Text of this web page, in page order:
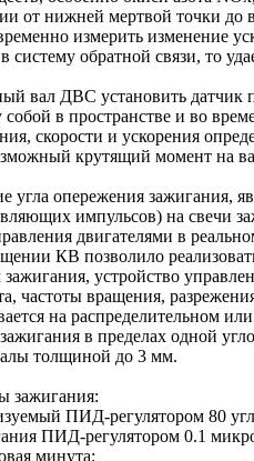
от нижней мертвой точки
измерить
обратной связи, то
вал ДВС установить датчик
в пространстве и во
скорости и ускорения
крутящий момент на
опережения зажигания,
импульсов) на свечи
двигателями в
КВ позволило
устройство
частоты вращения,
на распределительном
в пределах одной
толщиной до 3 мм.
зажигания:
ПИД-регулятором 80
ПИД-регулятором 0.1
минута;